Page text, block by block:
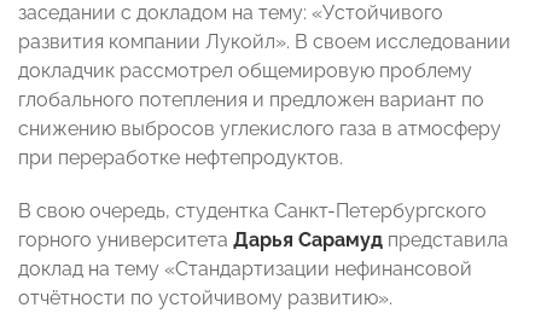
заседании с докладом на тему: «Устойчивого
развития компании Лукойл». В своем исследовании
докладчик рассмотрел общемировую проблему
глобального потепления и предложен вариант по
снижению выбросов углекислого газа в атмосферу
при переработке нефтепродуктов.
В свою очередь, студентка Санкт-Петербургского
горного университета Дарья Сарамуд представила
доклад на тему «Стандартизации нефинансовой
отчётности по устойчивому развитию».